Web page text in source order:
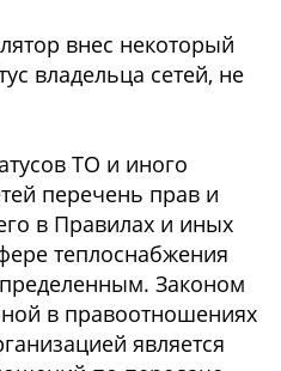
внес некоторый
владельца сетей, не
ТО и иного
перечень прав и
в Правилах и иных
теплоснабжения
Законом
в правоотношениях
является